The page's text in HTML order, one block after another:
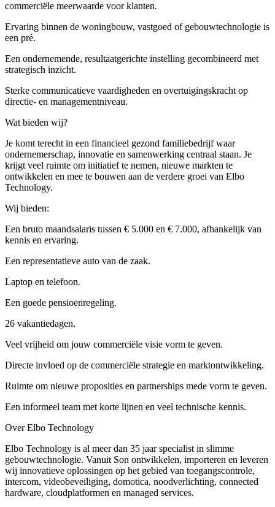
commerciële meerwaarde voor klanten.
Ervaring binnen de woningbouw, vastgoed of gebouwtechnologie is
een pré.
Een ondernemende, resultaatgerichte instelling gecombineerd met
strategisch inzicht.
Sterke communicatieve vaardigheden en overtuigingskracht op
directie- en managementniveau.
Wat bieden wij?
Je komt terecht in een financieel gezond familiebedrijf waar
ondernemerschap, innovatie en samenwerking centraal staan. Je
krijgt veel ruimte om initiatief te nemen, nieuwe markten te
ontwikkelen en mee te bouwen aan de verdere groei van Elbo
Technology.
Wij bieden:
Een bruto maandsalaris tussen € 5.000 en € 7.000, afhankelijk van
kennis en ervaring.
Een representatieve auto van de zaak.
Laptop en telefoon.
Een goede pensioenregeling.
26 vakantiedagen.
Veel vrijheid om jouw commerciële visie vorm te geven.
Directe invloed op de commerciële strategie en marktontwikkeling.
Ruimte om nieuwe proposities en partnerships mede vorm te geven.
Een informeel team met korte lijnen en veel technische kennis.
Over Elbo Technology
Elbo Technology is al meer dan 35 jaar specialist in slimme
gebouwtechnologie. Vanuit Son ontwikkelen, importeren en leveren
wij innovatieve oplossingen op het gebied van toegangscontrole,
intercom, videobeveiliging, domotica, noodverlichting, connected
hardware, cloudplatformen en managed services.